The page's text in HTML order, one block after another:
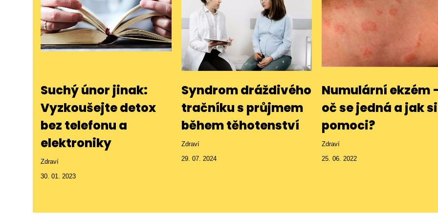
Suchý únor jinak:
Vyzkoušejte detox
bez telefonu a
elektroniky
Zdraví
30. 01. 2023
Syndrom dráždivého
tračníku s průjmem
během těhotenství
Zdraví
29. 07. 2024
Numulární ekzém
oč se jedná a jak si
pomoci?
Zdraví
25. 06. 2022